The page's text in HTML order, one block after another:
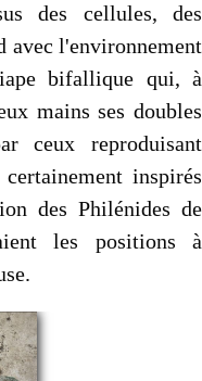
des cellules, des
avec l'environnement
bifallique qui, à
mains ses doubles
ceux reproduisant
inspirés
des Philénides de
les positions à